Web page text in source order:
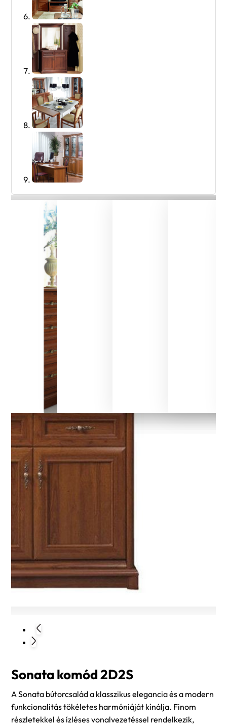
Sonata komód 2D2S
A Sonata bútorcsalád a klasszikus elegancia és a modern
funkcionalitás tökéletes harmóniáját kínálja. Finom
részletekkel és ízléses vonalvezetéssel rendelkezik,